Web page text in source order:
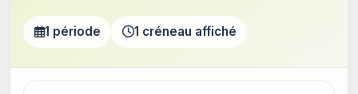
1 période 1 créneau affiché